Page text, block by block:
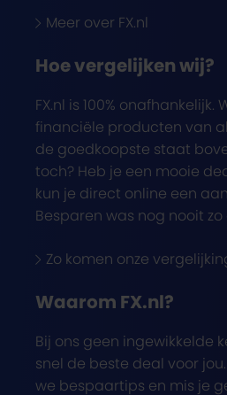
Meer over FX.nl
Hoe vergelijken wij?
FX.nl is 100% onafhankelijk.
financiële producten van
de goedkoopste staat
toch? Heb je een mooie
kun je direct online een
Besparen was nog nooit
Zo komen onze
Waarom FX.nl?
Bij ons geen ingewikkelde
snel de beste deal voor
we bespaartips en mis je